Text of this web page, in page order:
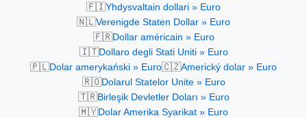
🇫🇮Yhdysvaltain dollari » Euro
🇳🇱Verenigde Staten Dollar » Euro
🇫🇷Dollar américain » Euro
🇮🇹Dollaro degli Stati Uniti » Euro
🇵🇱Dolar amerykański » Euro🇨🇿Americký dolar » Euro
🇷🇴Dolarul Statelor Unite » Euro
🇹🇷Birleşik Devletler Doları » Euro
🇲🇾Dolar Amerika Syarikat » Euro